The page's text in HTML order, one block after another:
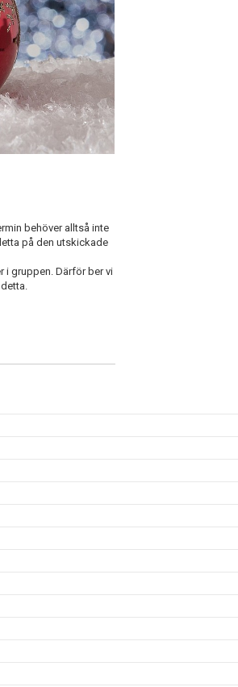
behöver alltså inte
på den utskickade
i gruppen. Därför ber vi